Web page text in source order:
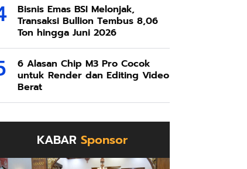
Bisnis Emas BSI Melonjak,
Transaksi Bullion Tembus 8,06
Ton hingga Juni 2026
6 Alasan Chip M3 Pro Cocok
untuk Render dan Editing Video
Berat
KABAR Sponsor